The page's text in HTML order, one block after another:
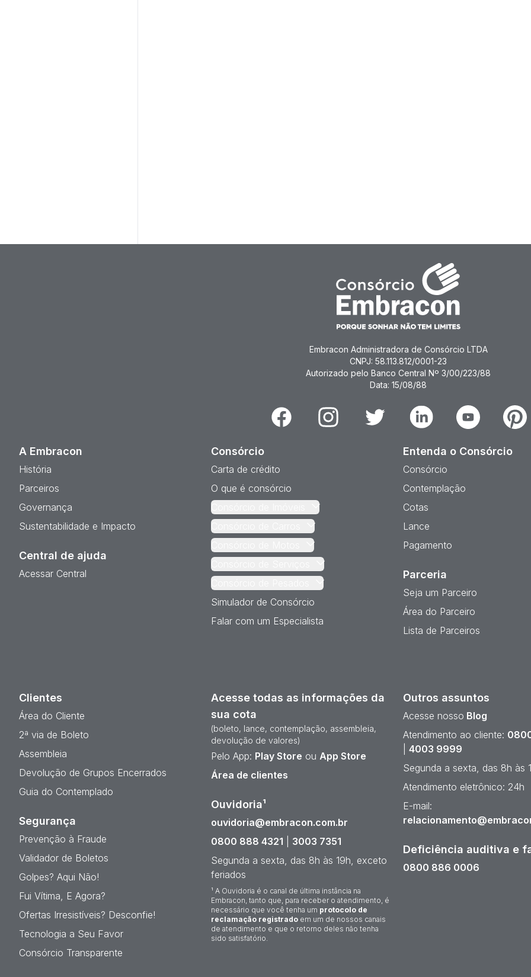
Embracon Administradora de Consórcio LTDA
CNPJ: 58.113.812/0001-23
Autorizado pelo Banco Central Nº 3/00/223/88
Data: 15/08/88
Facebook Instagram Twitter Linkedin Youtube
A Embracon
História
Parceiros
Governança
Sustentabilidade e Impacto
Central de ajuda
Acessar Central
Consórcio
Carta de crédito
O que é consórcio
Simulador de Consórcio
Falar com um Especialista
Entenda o Consórcio
Consórcio
Contemplação
Cotas
Lance
Pagamento
Parceria
Seja um Parceiro
Área do Parceiro
Lista de Parceiros
Clientes
Área do Cliente
2ª via de Boleto
Assembleia
Devolução de Grupos Encerrados
Guia do Contemplado
Segurança
Prevenção à Fraude
Validador de Boletos
Golpes? Aqui Não!
Fui Vítima, E Agora?
Ofertas Irresistíveis? Desconfie!
Tecnologia a Seu Favor
Consórcio Transparente
Acesse todas as informações da
sua cota
(boleto, lance, contemplação, assembleia,
devolução de valores)
Pelo App: Play Store ou App Store
Área de clientes
Ouvidoria¹
ouvidoria@embracon.com.br
0800 888 4321
3003 7351
Segunda a sexta, das 8h às 19h, exceto
feriados
¹ A Ouvidoria é o canal de última instância na
Embracon, tanto que, para receber o atendimento, é
necessário que você tenha um protocolo de
reclamação registrado em um de nossos canais
de atendimento e que o retorno deles não tenha
sido satisfatório.
Outros assuntos
Acesse nosso Blog
Atendimento ao cliente:
4003 9999
Segunda a sexta, das 8h às
Atendimento eletrônico: 24h
E-mail:
Deficiência auditiva e
0800 886 0006